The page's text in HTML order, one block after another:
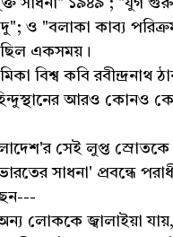
সাধনা" ১৯৪৯ ; "যুগ
ও "বলাকা কাব্য
একসময়।
বিশ্ব কবি রবীন্দ্রনাথ
আরও কোনও
সেই লুপ্ত
সাধনা' প্রবন্ধে
লোককে জ্বালাইয়া যায়,